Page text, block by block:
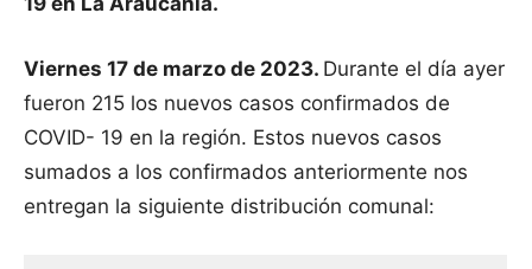
Viernes 17 de marzo de 2023. Durante el día ayer
fueron 215 los nuevos casos confirmados de
COVID- 19 en la región. Estos nuevos casos
sumados a los confirmados anteriormente nos
entregan la siguiente distribución comunal: